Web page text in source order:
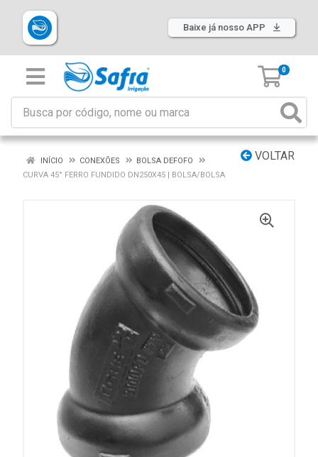
Baixe já nosso APP
0
VOLTAR
INÍCIO CONEXÕES
BOLSA DEFOFO
CURVA 45° FERRO FUNDIDO DN250X45 | BOLSA/BOLSA